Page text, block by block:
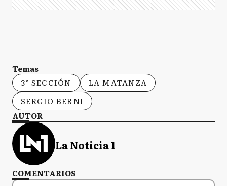
Temas
3° SECCIÓN
LA MATANZA
SERGIO BERNI
AUTOR
La Noticia 1
COMENTARIOS